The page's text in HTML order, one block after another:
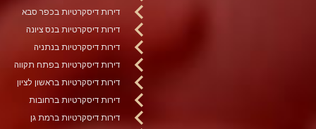
דירות דיסקרטיות בכפר סבא
דירות דיסקרטיות בנס ציונה
דירות דיסקרטיות בנתניה
דירות דיסקרטיות בפתח תקווה
דירות דיסקרטיות בראשון לציון
דירות דיסקרטיות ברחובות
דירות דיסקרטיות ברמת גן